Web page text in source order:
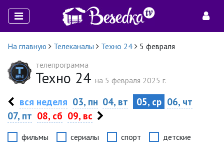
На главную Телеканалы Техно 24
5 февраля
телепрограмма
Техно 24 на 5 февраля 2025 г.
вся неделя 03, пн 04, вт 05, ср 06, чт
07, пт 08, сб 09, вс
фильмы сериалы спорт детские